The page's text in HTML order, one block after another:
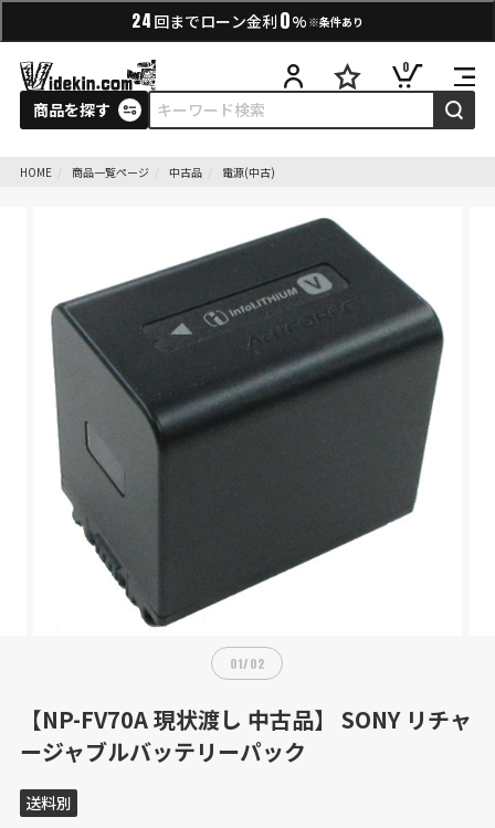
24 回までローン金利 0% ※条件あり
商品を探す
0
HOME 商品一覧ページ 中古品 電源(中古)
01/02
【NP-FV70A 現状渡し 中古品】 SONY リチャ
ージャブルバッテリーパック
送料別